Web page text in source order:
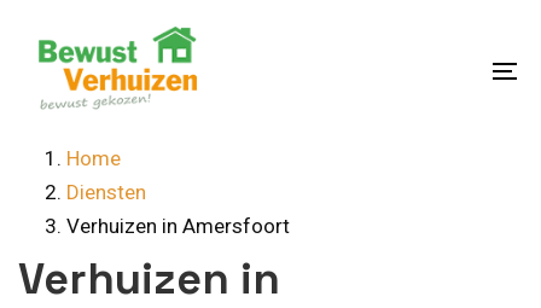
content
Home
Diensten
Verhuizen in Amersfoort
Verhuizen in